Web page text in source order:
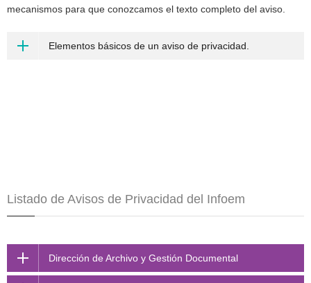
mecanismos para que conozcamos el texto completo del aviso.
Elementos básicos de un aviso de privacidad.
Listado de Avisos de Privacidad del Infoem
Dirección de Archivo y Gestión Documental